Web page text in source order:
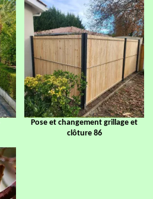
Pose et changement grillage et
clôture 86